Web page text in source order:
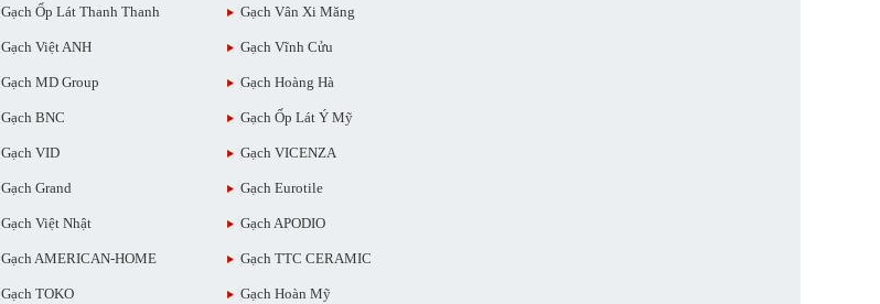
Gạch Ốp Lát Thanh Thanh Gạch Vân Xi Măng
Gạch Việt ANH Gạch Vĩnh Cửu
Gạch MD Group Gạch Hoàng Hà
Gạch BNC Gạch Ốp Lát Ý Mỹ
Gạch VID Gạch VICENZA
Gạch Grand Gạch Eurotile
Gạch Việt Nhật Gạch APODIO
Gạch AMERICAN-HOME Gạch TTC CERAMIC
Gạch TOKO Gạch Hoàn Mỹ